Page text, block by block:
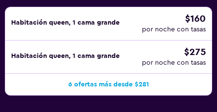
abajo en las instalaciones o cerca del alojamiento (es
Habitación queen, 1 cama grande $160
por noche con tasas
Habitación queen, 1 cama grande $275
por noche con tasas
6 ofertas más desde $281